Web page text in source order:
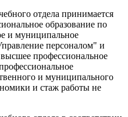
отдела принимается
образование по
и муниципальное
персоналом" и
профессиональное
и муниципального
и стаж работы не